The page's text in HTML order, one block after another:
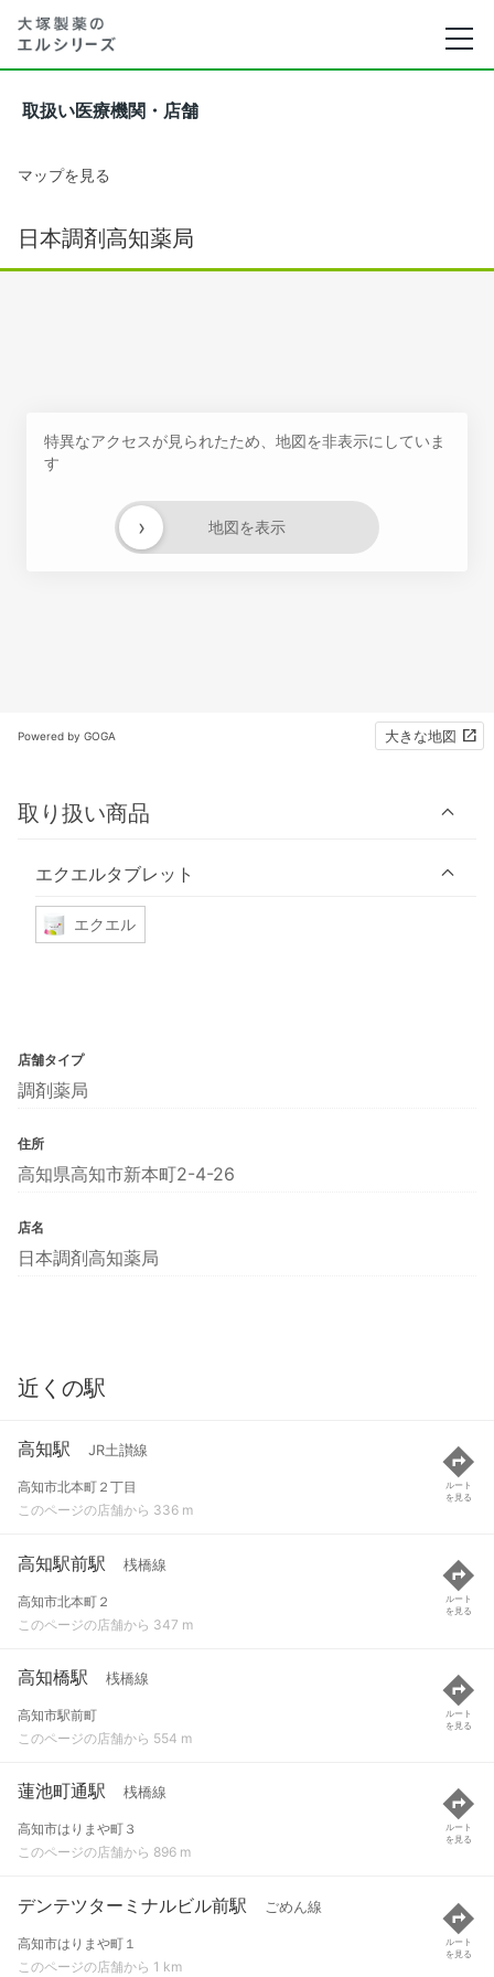
取扱い医療機関・店舗
マップを見る
日本調剤高知薬局
特異なアクセスが見られたため、地図を非表示にしていま
す
地図を表示
›
Powered by GOGA 大きな地図
取り扱い商品
エクエルタブレット
エクエル
店舗タイプ
調剤薬局
住所
高知県高知市新本町2-4-26
店名
日本調剤高知薬局
近くの駅
高知駅 JR土讃線
高知市北本町２丁目
このページの店舗から 336 m
ルート
を見る
高知駅前駅 桟橋線
高知市北本町２
このページの店舗から 347 m
ルート
を見る
高知橋駅 桟橋線
高知市駅前町
このページの店舗から 554 m
ルート
を見る
蓮池町通駅 桟橋線
高知市はりまや町３
このページの店舗から 896 m
ルート
を見る
デンテツターミナルビル前駅 ごめん線
高知市はりまや町１
このページの店舗から 1 km
ルート
を見る